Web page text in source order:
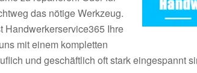
das nötige Werkzeug.
Handwerkerservice365 Ihre
mit einem kompletten
und geschäftlich oft stark eingespannt